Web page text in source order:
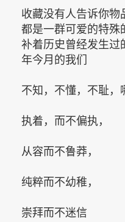
收藏没有人告诉你物
都是一群可爱的特殊
补着历史曾经发生过
年今月的我们
不知，不懂，不耻，
执着，而不偏执，
从容而不鲁莽，
纯粹而不幼稚，
崇拜而不迷信